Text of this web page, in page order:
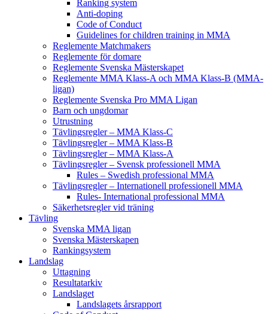
Ranking system
Anti-doping
Code of Conduct
Guidelines for children training in MMA
Reglemente Matchmakers
Reglemente för domare
Reglemente Svenska Mästerskapet
Reglemente MMA Klass-A och MMA Klass-B (MMA-
ligan)
Reglemente Svenska Pro MMA Ligan
Barn och ungdomar
Utrustning
Tävlingsregler – MMA Klass-C
Tävlingsregler – MMA Klass-B
Tävlingsregler – MMA Klass-A
Tävlingsregler – Svensk professionell MMA
Rules – Swedish professional MMA
Tävlingsregler – Internationell professionell MMA
Rules- International professional MMA
Säkerhetsregler vid träning
Tävling
Svenska MMA ligan
Svenska Mästerskapen
Rankingsystem
Landslag
Uttagning
Resultatarkiv
Landslaget
Landslagets årsrapport